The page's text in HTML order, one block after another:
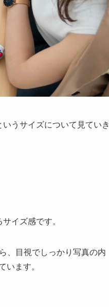
うサイズについて見ていき
イズ感です。
、目視でしっかり写真の内
います。